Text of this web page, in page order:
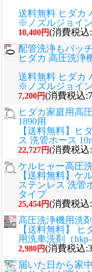
送料無料 ヒダカ
※ノズルジョイン
10,400円(消費税込
配管洗浄もバッチ
ヒダカ 高圧洗浄
送料無料 ヒダカ
※ノズルジョイン
7,200円(消費税込
ヒダカ家庭用高
1890用
【送料無料】ヒ
ス 洗管ホース
22,727円(消費税込
ケルヒャー高圧
【送料無料】ケ
ステンレス 洗管
タイプ
25,454円(消費税込
高圧洗浄機用洗
【送料無料】
用洗車洗剤（hkp-
2,980円(消費税込
届いた日から家